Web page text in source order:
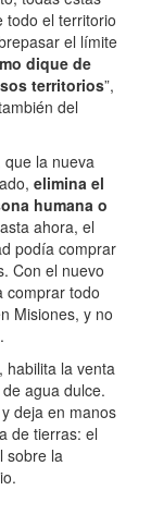
todo el territorio
el límite
dique de
territorios”,
del
que la nueva
elimina el
humana o
ahora, el
podía comprar
Con el nuevo
comprar todo
Misiones, y no
habilita la venta
agua dulce.
deja en manos
de tierras: el
sobre la